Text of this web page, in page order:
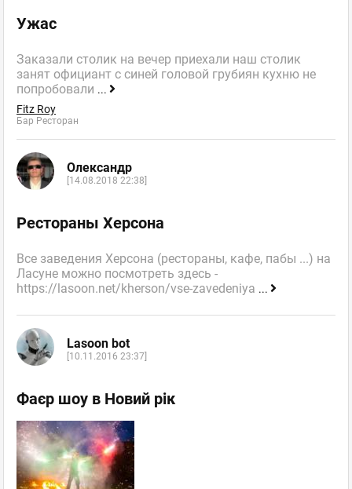
Ужас
Заказали столик на вечер приехали наш столик
занят официант с синей головой грубиян кухню не
попробовали ...
Fitz Roy
Бар Ресторан
Олександр
[14.08.2018 22:38]
Рестораны Херсона
Все заведения Херсона (рестораны, кафе, пабы ...) на
Ласуне можно посмотреть здесь -
https://lasoon.net/kherson/vse-zavedeniya ...
Lasoon bot
[10.11.2016 23:37]
Фаєр шоу в Новий рік